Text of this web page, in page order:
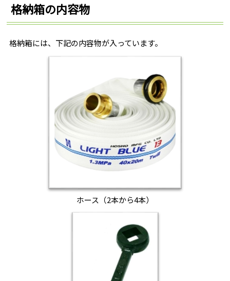
格納箱の内容物
格納箱には、下記の内容物が入っています。
ホース（2本から4本）